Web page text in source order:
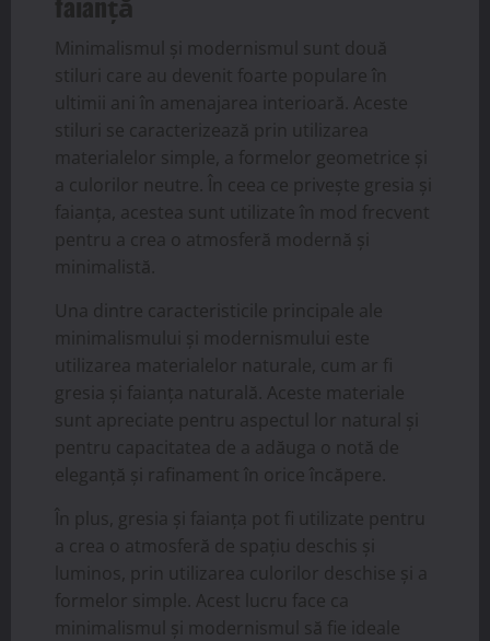
Minimalismul și modernismul sunt două
stiluri care au devenit foarte populare în
ultimii ani în amenajarea interioară. Aceste
stiluri se caracterizează prin utilizarea
materialelor simple, a formelor geometrice și
a culorilor neutre. În ceea ce privește gresia și
faianța, acestea sunt utilizate în mod frecvent
pentru a crea o atmosferă modernă și
minimalistă.
Una dintre caracteristicile principale ale
minimalismului și modernismului este
utilizarea materialelor naturale, cum ar fi
gresia și faianța naturală. Aceste materiale
sunt apreciate pentru aspectul lor natural și
pentru capacitatea de a adăuga o notă de
eleganță și rafinament în orice încăpere.
În plus, gresia și faianța pot fi utilizate pentru
a crea o atmosferă de spațiu deschis și
luminos, prin utilizarea culorilor deschise și a
formelor simple. Acest lucru face ca
minimalismul și modernismul să fie ideale